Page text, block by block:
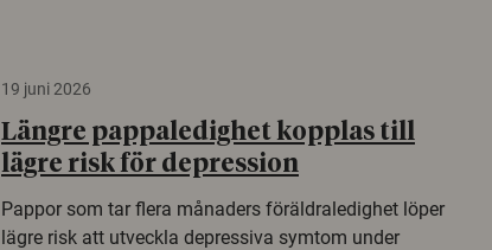
19 juni 2026
Längre pappaledighet kopplas till
lägre risk för depression
Pappor som tar flera månaders föräldraledighet löper
lägre risk att utveckla depressiva symtom under